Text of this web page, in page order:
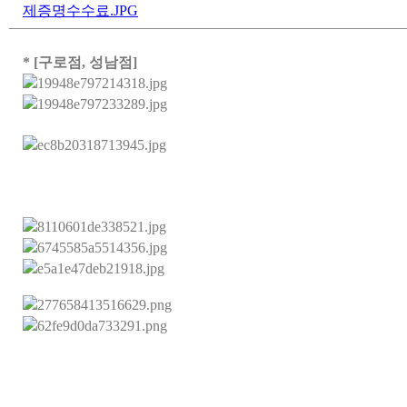
제증명수수료.JPG
* [구로점, 성남점]